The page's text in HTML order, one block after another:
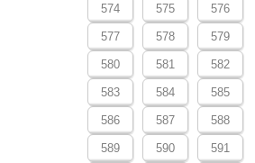
574 575 576
577 578 579
580 581 582
583 584 585
586 587 588
589 590 591